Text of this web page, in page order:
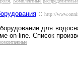
:: http://
для
on-line. Список